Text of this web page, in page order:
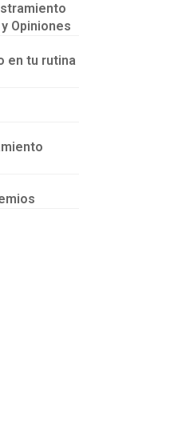
Opiniones
en tu rutina